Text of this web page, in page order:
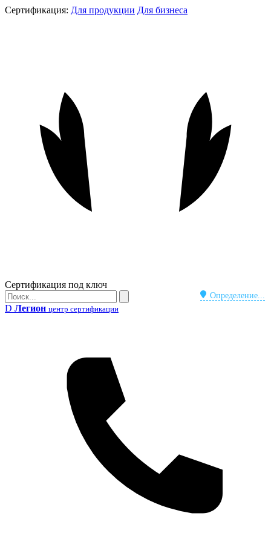
Сертификация: Для продукции Для бизнеса
Бейдж
Сертификация под ключ
Определение...
Поиск
Поиск
D Легион центр сертификации